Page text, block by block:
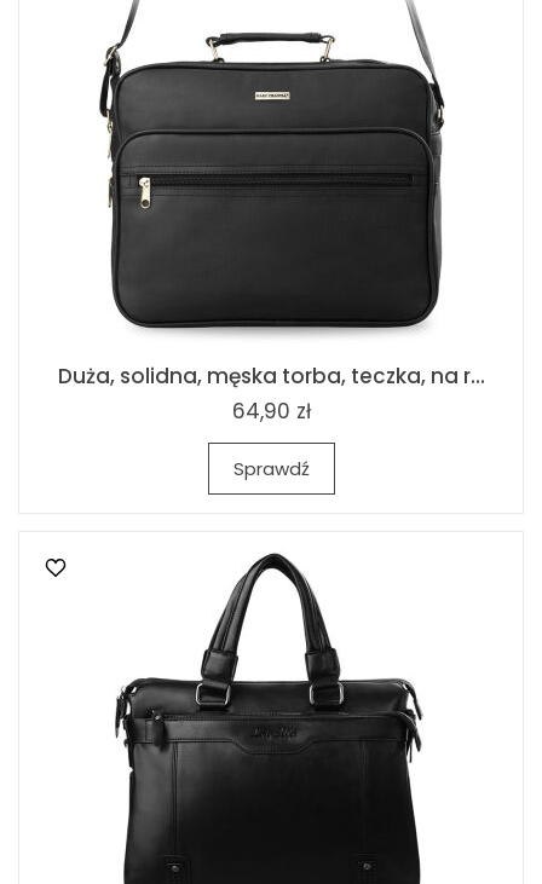
Duża, solidna, męska torba, teczka, na r...
64,90 zł
Sprawdź